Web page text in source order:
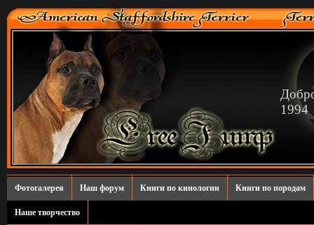
1994
Фотогалерея Наш форум Книги по кинологии Книги по породам
Наше творчество